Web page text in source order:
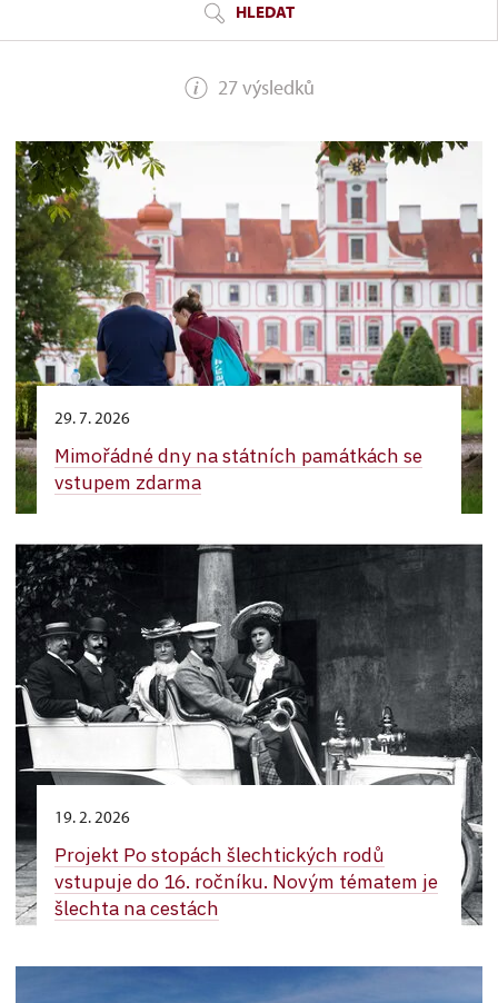
HLEDAT
27 výsledků
29. 7. 2026
Mimořádné dny na státních památkách se
vstupem zdarma
19. 2. 2026
Projekt Po stopách šlechtických rodů
vstupuje do 16. ročníku. Novým tématem je
šlechta na cestách